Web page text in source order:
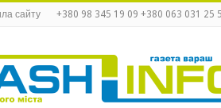
сайту +380 98 345 19 09 +380 063 031 25